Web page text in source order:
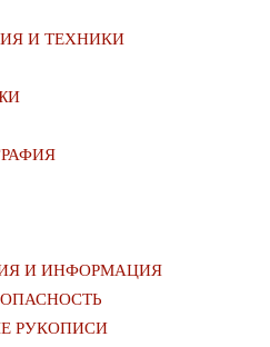
И ТЕХНИКИ
И ИНФОРМАЦИЯ
РУКОПИСИ